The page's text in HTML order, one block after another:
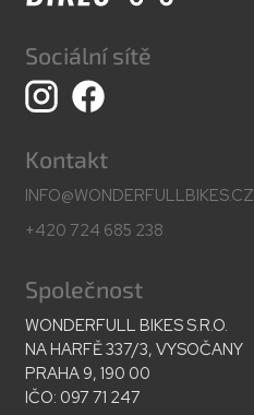
Sociální sítě
Kontakt
INFO@WONDERFULLBIKES.CZ
+420 724 685 238
Společnost
WONDERFULL BIKES S.R.O.
NA HARFĚ 337/3, VYSOČANY
PRAHA 9, 190 00
IČO: 097 71 247